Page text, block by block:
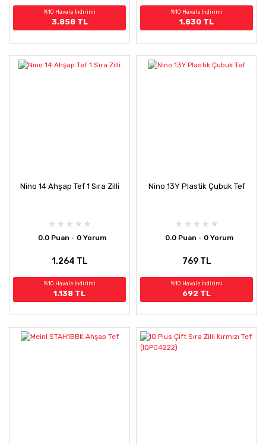
%10 Havale İndirimi
3.858 TL
%10 Havale İndirimi
1.830 TL
Nino 14 Ahşap Tef 1 Sıra Zilli
0.0 Puan - 0 Yorum
1.264 TL
%10 Havale İndirimi
1.138 TL
Nino 13Y Plastik Çubuk Tef
0.0 Puan - 0 Yorum
769 TL
%10 Havale İndirimi
692 TL